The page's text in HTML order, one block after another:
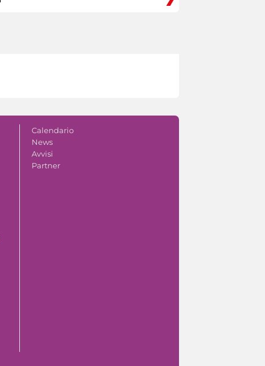
Calendario
News
Avvisi
Partner